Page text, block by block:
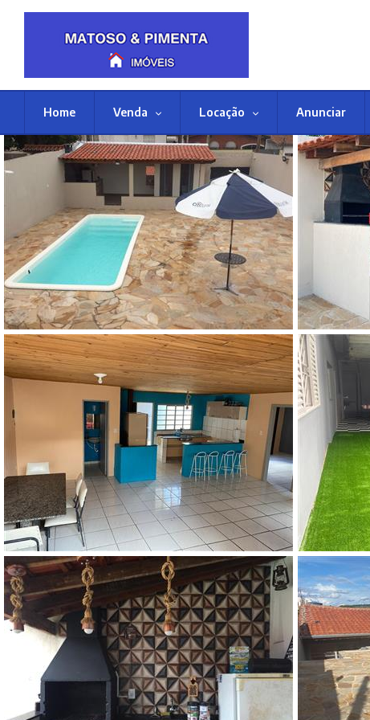
Home Venda Locação Anunciar